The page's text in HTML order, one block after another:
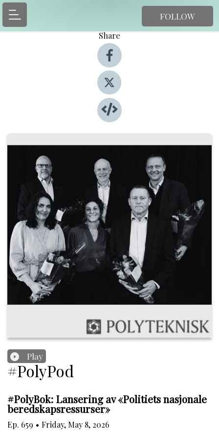
FOLLOW
Share
Play
#PolyPod
#PolyBok: Lansering av «Politiets nasjonale
beredskapsressurser»
Ep. 659 • Friday, May 8, 2026